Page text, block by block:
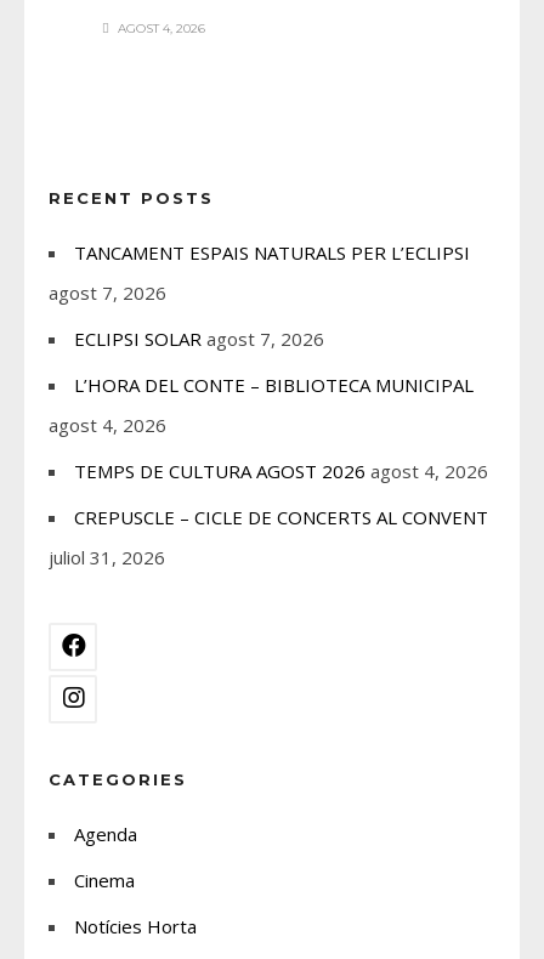
AGOST 4, 2026
RECENT POSTS
TANCAMENT ESPAIS NATURALS PER L’ECLIPSI
agost 7, 2026
ECLIPSI SOLAR agost 7, 2026
L’HORA DEL CONTE – BIBLIOTECA MUNICIPAL
agost 4, 2026
TEMPS DE CULTURA AGOST 2026 agost 4, 2026
CREPUSCLE – CICLE DE CONCERTS AL CONVENT
juliol 31, 2026
CATEGORIES
Agenda
Cinema
Notícies Horta